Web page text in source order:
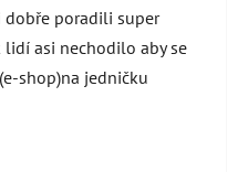
dobře poradili super
asi nechodilo aby se
shop)na jedničku